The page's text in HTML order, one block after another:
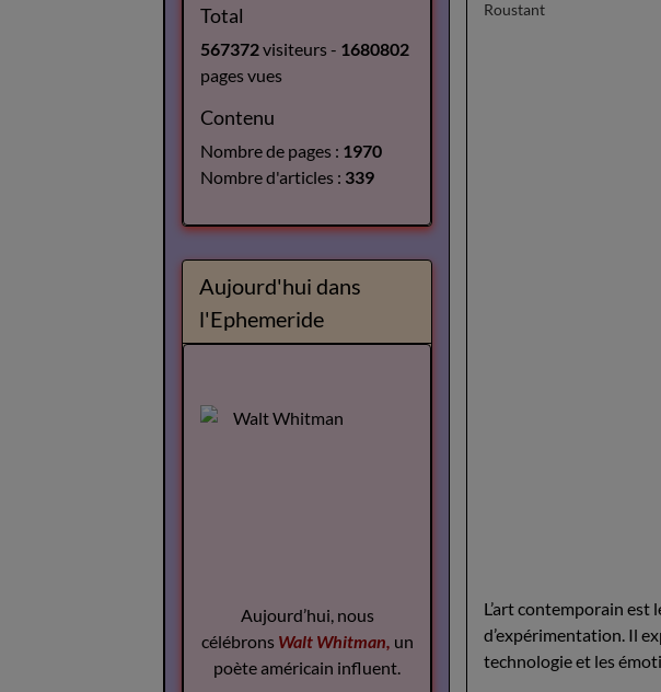
L’art contemporain
d’expérimentation. Il
technologie et les
Total
567372visiteurs - 1680802
pages vues
Contenu
Nombre de pages : 1970
Nombre d'articles : 339
Aujourd'hui dans
l'Ephemeride
Aujourd’hui, nous
célébrons Walt Whitman, un
poète américain influent.